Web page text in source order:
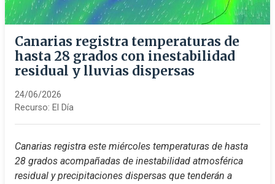
Canarias registra temperaturas de
hasta 28 grados con inestabilidad
residual y lluvias dispersas
24/06/2026
Recurso: El Día
Canarias registra este miércoles temperaturas de hasta
28 grados acompañadas de inestabilidad atmosférica
residual y precipitaciones dispersas que tenderán a